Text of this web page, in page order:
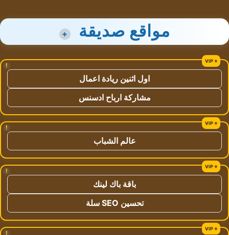
مواقع صديقة +
!
اول اثنين ريادة اعمال
مشاركة ارباح ادسنس
!
عالم الشباب
!
باقة باك لينك
تحسين SEO سلة
!